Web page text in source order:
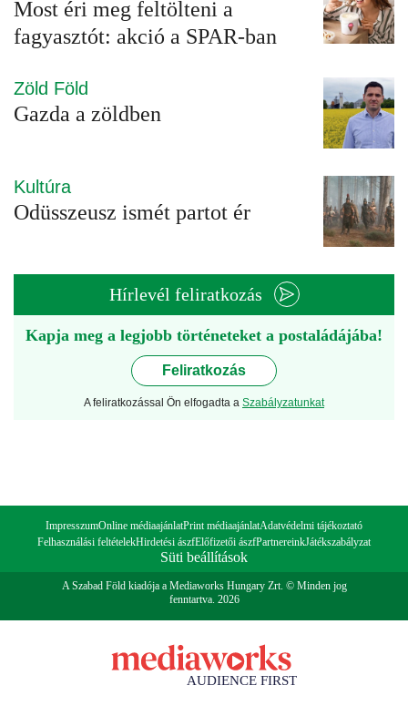
Most éri meg feltölteni a
fagyasztót: akció a SPAR-ban
Zöld Föld
Gazda a zöldben
Kultúra
Odüsszeusz ismét partot ér
Hírlevél feliratkozás
Kapja meg a legjobb történeteket a postaládájába!
Feliratkozás
A feliratkozással Ön elfogadta a Szabályzatunkat
ImpresszumOnline médiaajánlatPrint médiaajánlatAdatvédelmi tájékoztató
Felhasználási feltételekHirdetési ászfElőfizetői ászfPartnereinkJátékszabályzat
Süti beállítások
A Szabad Föld kiadója a Mediaworks Hungary Zrt. © Minden jog
fenntartva. 2026